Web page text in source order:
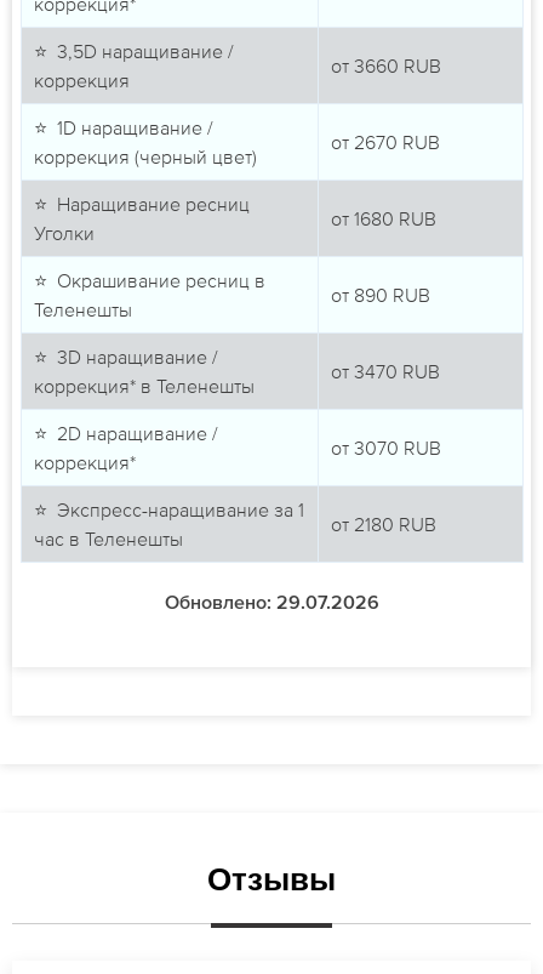
⭐ 3,5D наращивание /
коррекция
от 3660 RUB
⭐ 1D наращивание /
коррекция (черный цвет)
от 2670 RUB
⭐ Наращивание ресниц
Уголки
от 1680 RUB
⭐ Окрашивание ресниц в
Теленешты
от 890 RUB
⭐ 3D наращивание /
коррекция* в Теленешты
от 3470 RUB
⭐ 2D наращивание /
коррекция*
от 3070 RUB
⭐ Экспресс-наращивание за 1
час в Теленешты
от 2180 RUB
Обновлено: 29.07.2026
Отзывы